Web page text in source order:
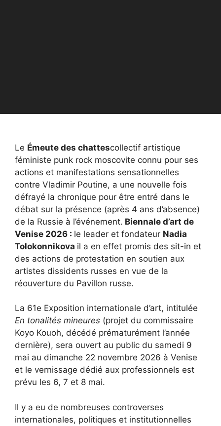
Le Émeute des chattescollectif artistique
féministe punk rock moscovite connu pour ses
actions et manifestations sensationnelles
contre Vladimir Poutine, a une nouvelle fois
défrayé la chronique pour être entré dans le
débat sur la présence (après 4 ans d’absence)
de la Russie à l’événement. Biennale d’art de
Venise 2026 : le leader et fondateur Nadia
Tolokonnikova il a en effet promis des sit-in et
des actions de protestation en soutien aux
artistes dissidents russes en vue de la
réouverture du Pavillon russe.
La 61e Exposition internationale d’art, intitulée
En tonalités mineures (projet du commissaire
Koyo Kouoh, décédé prématurément l’année
dernière), sera ouvert au public du samedi 9
mai au dimanche 22 novembre 2026 à Venise
et le vernissage dédié aux professionnels est
prévu les 6, 7 et 8 mai.
Il y a eu de nombreuses controverses
internationales, politiques et institutionnelles